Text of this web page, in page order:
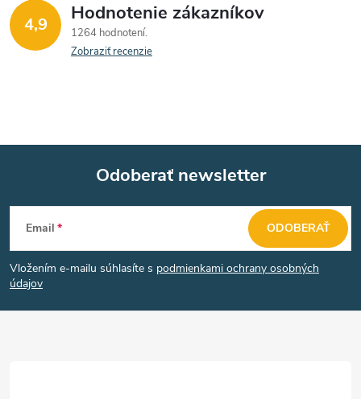
4,9 Hodnotenie zákazníkov
1264 hodnotení
Zobraziť recenzie
Z
á
p
Odoberať newsletter
Email
Vložením e-mailu súhlasíte s podmienkami ochrany osobných
údajov
ODOBERAŤ